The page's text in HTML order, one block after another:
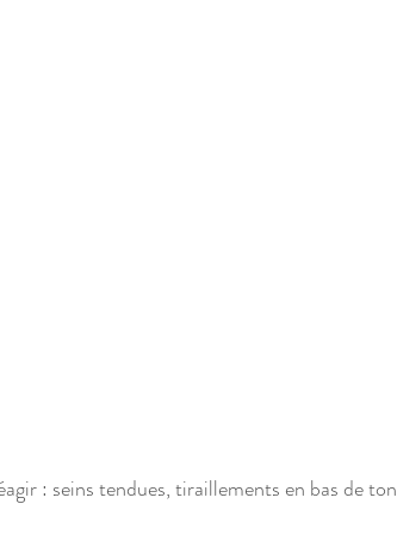
: seins tendues, tiraillements en bas de ton